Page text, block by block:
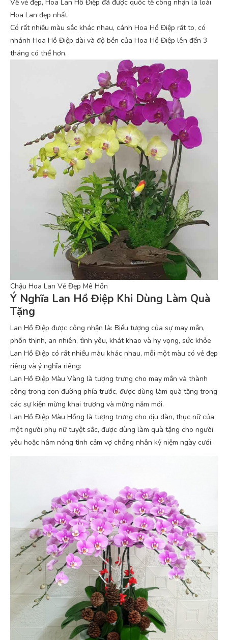
Về vẻ đẹp, Hoa Lan Hồ Điệp đã được quốc tế công nhận là loài
Hoa Lan đẹp nhất.
Có rất nhiều màu sắc khác nhau, cánh Hoa Hồ Điệp rất to, có
nhánh Hoa Hồ Điệp dài và độ bền của Hoa Hồ Điệp lên đến 3
tháng có thể hơn.
Chậu Hoa Lan Vẻ Đẹp Mê Hồn
Ý Nghĩa Lan Hồ Điệp Khi Dùng Làm Quà
Tặng
Lan Hồ Điệp được công nhận là: Biểu tượng của sự may mắn,
phồn thịnh, an nhiên, tình yêu, khát khao và hy vọng, sức khỏe
Lan Hồ Điệp có rất nhiều màu khác nhau, mỗi một màu có vẻ đẹp
riêng và ý nghĩa riêng:
Lan Hồ Điệp Màu Vàng là tượng trưng cho may mắn và thành
công trong con đường phía trước, được dùng làm quà tặng trong
các sự kiện mừng khai trương và mừng năm mới.
Lan Hồ Điệp Màu Hồng là tượng trưng cho dịu dàn, thục nữ của
một người phụ nữ tuyệt sắc, được dùng làm quà tặng cho người
yêu hoặc hâm nóng tình cảm vợ chồng nhân kỷ niệm ngày cưới.